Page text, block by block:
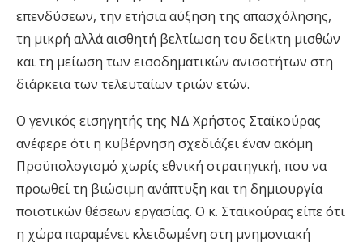
επενδύσεων, την ετήσια αύξηση της απασχόλησης,
τη μικρή αλλά αισθητή βελτίωση του δείκτη μισθών
και τη μείωση των εισοδηματικών ανισοτήτων στη
διάρκεια των τελευταίων τριών ετών.
Ο γενικός εισηγητής της ΝΔ Χρήστος Σταϊκούρας
ανέφερε ότι η κυβέρνηση σχεδιάζει έναν ακόμη
Προϋπολογισμό χωρίς εθνική στρατηγική, που να
προωθεί τη βιώσιμη ανάπτυξη και τη δημιουργία
ποιοτικών θέσεων εργασίας. Ο κ. Σταϊκούρας είπε ότι
η χώρα παραμένει κλειδωμένη στη μνημονιακή